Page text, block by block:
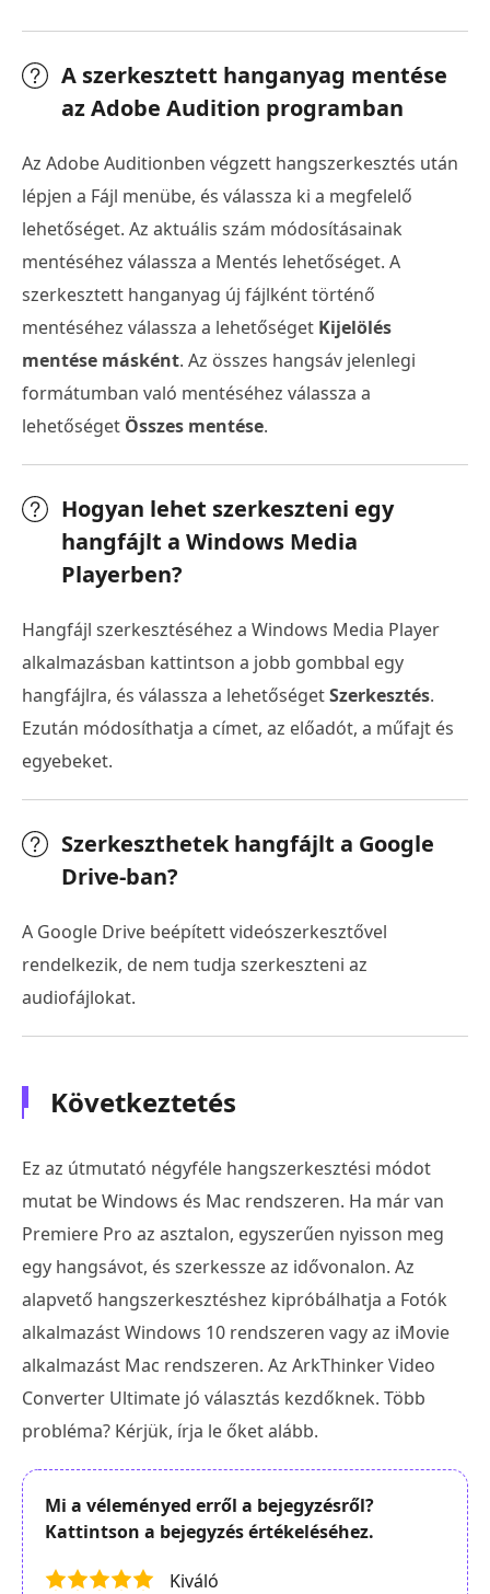
A szerkesztett hanganyag mentése
az Adobe Audition programban
Az Adobe Auditionben végzett hangszerkesztés után
lépjen a Fájl menübe, és válassza ki a megfelelő
lehetőséget. Az aktuális szám módosításainak
mentéséhez válassza a Mentés lehetőséget. A
szerkesztett hanganyag új fájlként történő
mentéséhez válassza a lehetőséget Kijelölés
mentése másként. Az összes hangsáv jelenlegi
formátumban való mentéséhez válassza a
lehetőséget Összes mentése.
Hogyan lehet szerkeszteni egy
hangfájlt a Windows Media
Playerben?
Hangfájl szerkesztéséhez a Windows Media Player
alkalmazásban kattintson a jobb gombbal egy
hangfájlra, és válassza a lehetőségetSzerkesztés.
Ezután módosíthatja a címet, az előadót, a műfajt és
egyebeket.
Szerkeszthetek hangfájlt a Google
Drive-ban?
A Google Drive beépített videószerkesztővel
rendelkezik, de nem tudja szerkeszteni az
audiofájlokat.
Következtetés
Ez az útmutató négyféle hangszerkesztési módot
mutat be Windows és Mac rendszeren. Ha már van
Premiere Pro az asztalon, egyszerűen nyisson meg
egy hangsávot, és szerkessze az idővonalon. Az
alapvető hangszerkesztéshez kipróbálhatja a Fotók
alkalmazást Windows 10 rendszeren vagy az iMovie
alkalmazást Mac rendszeren. Az ArkThinker Video
Converter Ultimate jó választás kezdőknek. Több
probléma? Kérjük, írja le őket alább.
Mi a véleményed erről a bejegyzésről?
Kattintson a bejegyzés értékeléséhez.
Kiváló